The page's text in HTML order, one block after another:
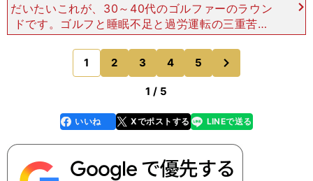
だいたいこれが、30～40代のゴルファーのラウン
ドです。ゴルフと睡眠不足と過労運転の三重苦で
す。たとえ、クルマを相乗りして行ったところで、
運転担当は決まっていて、そこから抜けられませ
ん。 これが、50
1 2 3 4 5
のページへ
1 / 5
faceboo
k
いいね Xでポストする
line LINEで送る